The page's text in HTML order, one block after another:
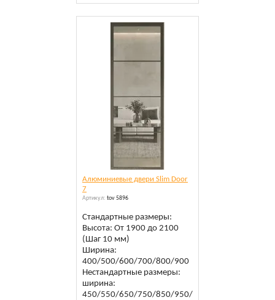
Алюминиевые двери Slim Door
7
Артикул: tov 5896
Стандартные размеры:
Высота: От 1900 до 2100
(Шаг 10 мм)
Ширина:
400/500/600/700/800/900
Нестандартные размеры:
ширина:
450/550/650/750/850/950/1000